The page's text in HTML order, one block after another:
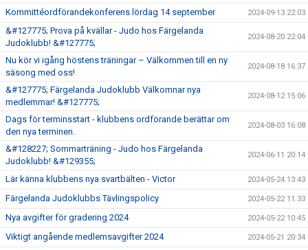
Kommittéordförandekonferens lördag 14 september 2024-09-13 22:03
&#127775; Prova på kvällar - Judo hos Färgelanda
Judoklubb! &#127775;
2024-08-20 22:04
Nu kör vi igång höstens träningar – Välkommen till en ny
säsong med oss!
2024-08-18 16:37
&#127775; Färgelanda Judoklubb Välkomnar nya
medlemmar! &#127775;
2024-08-12 15:06
Dags för terminsstart - klubbens ordförande berättar om
den nya terminen.
2024-08-03 16:08
&#128227; Sommarträning - Judo hos Färgelanda
Judoklubb! &#129355;
2024-06-11 20:14
Lär känna klubbens nya svartbälten - Victor 2024-05-24 13:43
Färgelanda Judoklubbs Tävlingspolicy 2024-05-22 11:33
Nya avgifter för gradering 2024 2024-05-22 10:45
Viktigt angående medlemsavgifter 2024 2024-05-21 20:34